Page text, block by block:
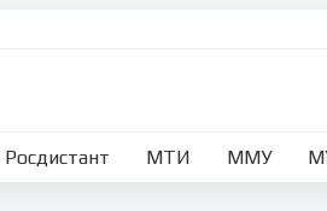
Росдистант МТИ ММУ